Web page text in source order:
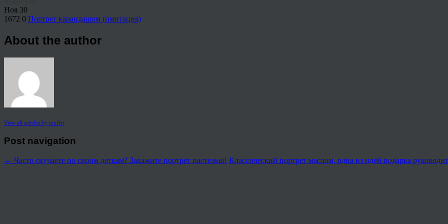
Ноя 30
1672 0 Портрет карандашом (имитация)
About the author
View all articles by rauffri
Post navigation
← Часто скучаете по своим деткам? Закажите портрет пастелью! Классический портрет маслом, одна из идей подарка